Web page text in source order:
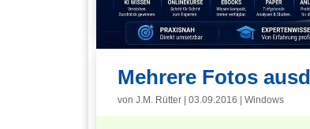
Mehrere Fotos
von J.M. Rütter 03.09.2016 Windows